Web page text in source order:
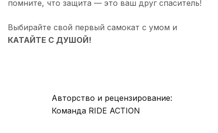
помните, что защита — это ваш друг спаситель!
Выбирайте свой первый самокат с умом и
КАТАЙТЕ С ДУШОЙ!
Авторство и рецензирование:
Команда RIDE ACTION